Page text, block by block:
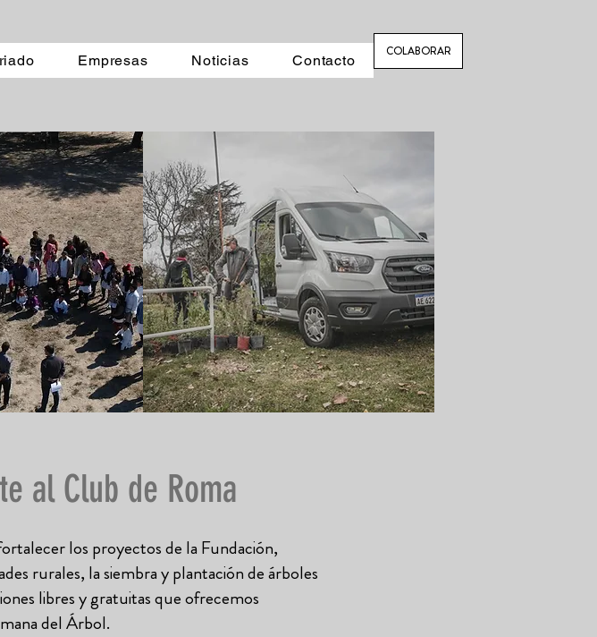
Empresas Noticias Contacto
COLABORAR
al Club de Roma
los proyectos de la Fundación,
rurales, la siembra y plantación de árboles
libres y gratuitas que ofrecemos
del Árbol.